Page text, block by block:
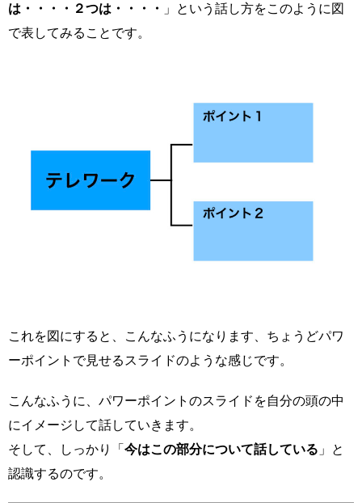
は・・・・２つは・・・・
」という話し方をこのように図
で表してみることです。
これを図にすると、こんなふうになります、ちょうどパワ
ーポイントで見せるスライドのような感じです。
こんなふうに、パワーポイントのスライドを自分の頭の中
にイメージして話していきます。
そして、しっかり「 今はこの部分について話している 」と
認識するのです。